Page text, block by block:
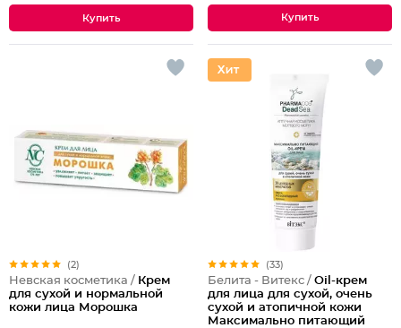
(2)
Невская косметика / Крем
для сухой и нормальной
кожи лица Морошка
(33)
Белита - Витекс / Oil-крем
для лица для сухой, очень
сухой и атопичной кожи
Максимально питающий